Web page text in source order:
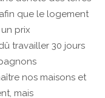
que le logement
prix
travailler 30 jours
nos maisons et
mais